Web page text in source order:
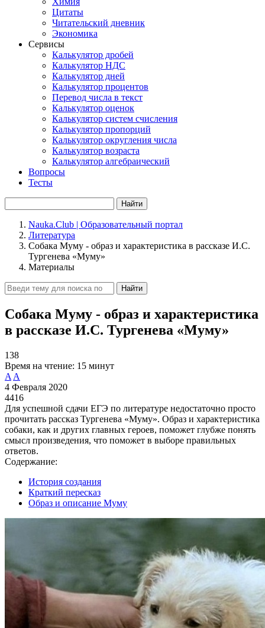
Цитаты
Читательский дневник
Экономика
Сервисы
Калькулятор дробей
Калькулятор НДС
Калькулятор дней
Калькулятор процентов
Перевод числа в текст
Калькулятор оценок
Калькулятор систем счисления
Калькулятор пропорций
Калькулятор округления числа
Калькулятор возраста
Калькулятор алгебраический
Вопросы
Тесты
Найти
Nauka.Club | Образовательный портал
Литература
Собака Муму - образ и характеристика в рассказе И.С.
Тургенева «Муму»
Материалы
Найти
Собака Муму - образ и характеристика
в рассказе И.С. Тургенева «Муму»
138
Время на чтение: 15 минут
A A
4 Февраля 2020
4416
Для успешной сдачи ЕГЭ по литературе недостаточно просто
прочитать рассказ Тургенева «Муму». Образ и характеристика
собаки, как и других главных героев, поможет глубже понять
смысл произведения, что поможет в выборе правильных
ответов.
Содержание:
История создания
Краткий пересказ
Образ и описание Муму